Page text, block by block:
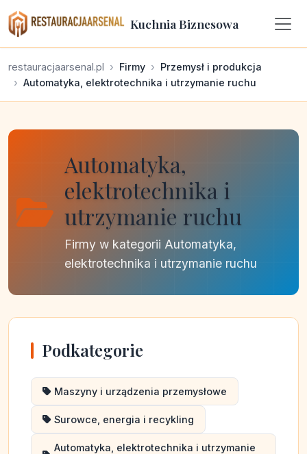
Kuchnia Biznesowa
restauracjaarsenal.pl Firmy
Przemysł i produkcja
Automatyka, elektrotechnika i utrzymanie ruchu
Automatyka,
elektrotechnika i
utrzymanie ruchu
Firmy w kategorii Automatyka,
elektrotechnika i utrzymanie ruchu
Podkategorie
Maszyny i urządzenia przemysłowe
Surowce, energia i recykling
Automatyka, elektrotechnika i utrzymanie